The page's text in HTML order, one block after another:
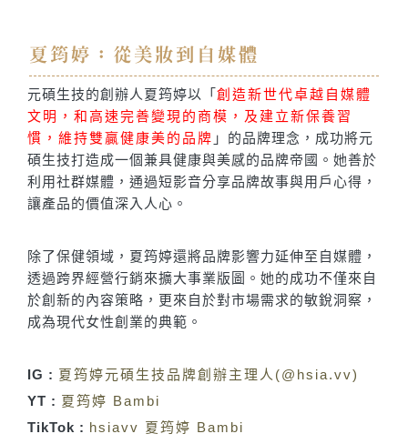
夏筠婷：從美妝到自媒體
元碩生技的創辦人夏筠婷以「 創造新世代卓越自媒體
文明，和高速完善變現的商模，及建立新保養習
慣，維持雙贏健康美的品牌 」的品牌理念，成功將元
碩生技打造成一個兼具健康與美感的品牌帝國。她善於
利用社群媒體，通過短影音分享品牌故事與用戶心得，
讓產品的價值深入人心。
除了保健領域，夏筠婷還將品牌影響力延伸至自媒體，
透過跨界經營行銷來擴大事業版圖。她的成功不僅來自
於創新的內容策略，更來自於對市場需求的敏銳洞察，
成為現代女性創業的典範。
IG : 夏筠婷元碩生技品牌創辦主理人(@hsia.vv)
YT : 夏筠婷 Bambi
TikTok : hsiavv 夏筠婷 Bambi